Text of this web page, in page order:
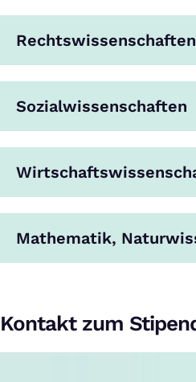
Rechtswissenschaften
Sozialwissenschaften
Mathematik,
Kontakt zum